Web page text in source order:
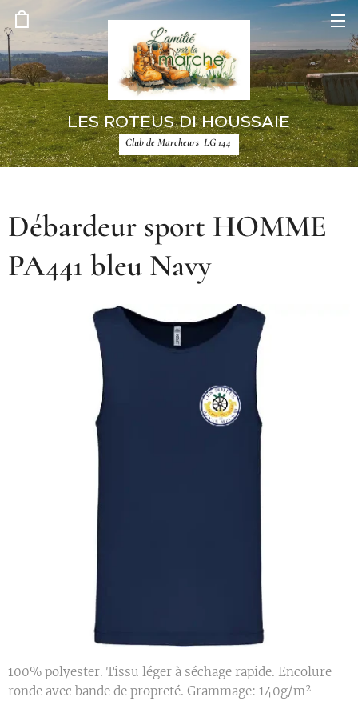
LES ROTEUS DI HOUSSAIE
Club de Marcheurs LG 144
Débardeur sport HOMME
PA441 bleu Navy
100% polyester. Tissu léger à séchage rapide. Encolure
ronde avec bande de propreté. Grammage: 140g/m²